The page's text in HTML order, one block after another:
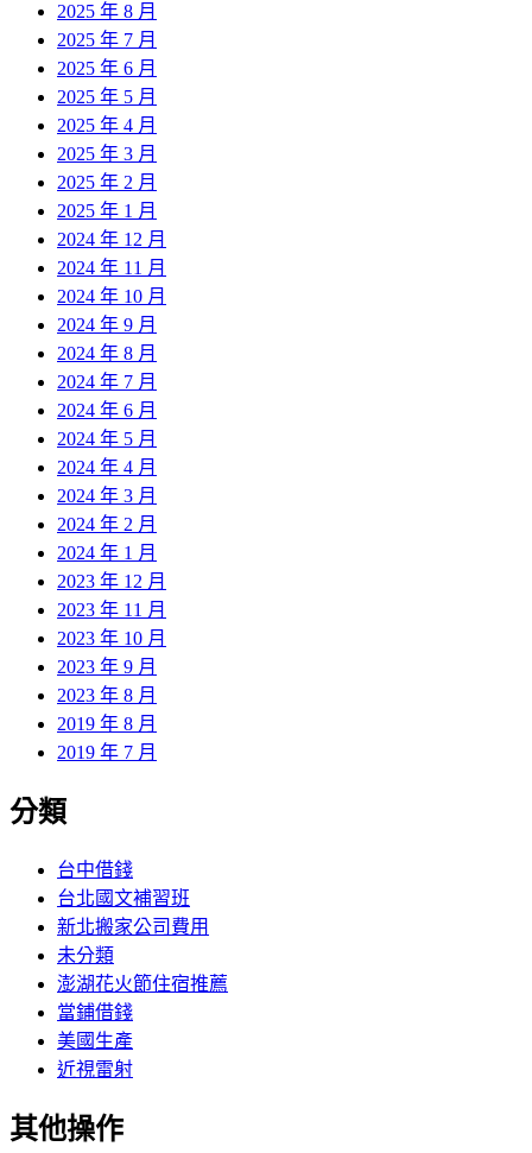
2025 年 8 月
2025 年 7 月
2025 年 6 月
2025 年 5 月
2025 年 4 月
2025 年 3 月
2025 年 2 月
2025 年 1 月
2024 年 12 月
2024 年 11 月
2024 年 10 月
2024 年 9 月
2024 年 8 月
2024 年 7 月
2024 年 6 月
2024 年 5 月
2024 年 4 月
2024 年 3 月
2024 年 2 月
2024 年 1 月
2023 年 12 月
2023 年 11 月
2023 年 10 月
2023 年 9 月
2023 年 8 月
2019 年 8 月
2019 年 7 月
分類
台中借錢
台北國文補習班
新北搬家公司費用
未分類
澎湖花火節住宿推薦
當鋪借錢
美國生產
近視雷射
其他操作